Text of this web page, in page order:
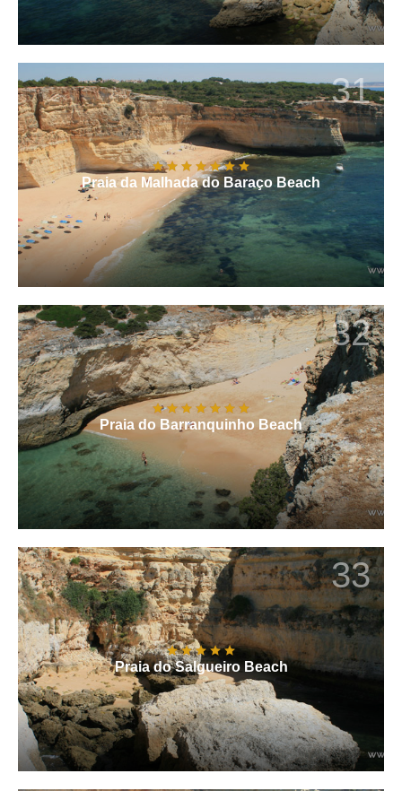
31
Praia da Malhada do Baraço Beach
32
Praia do Barranquinho Beach
33
Praia do Salgueiro Beach